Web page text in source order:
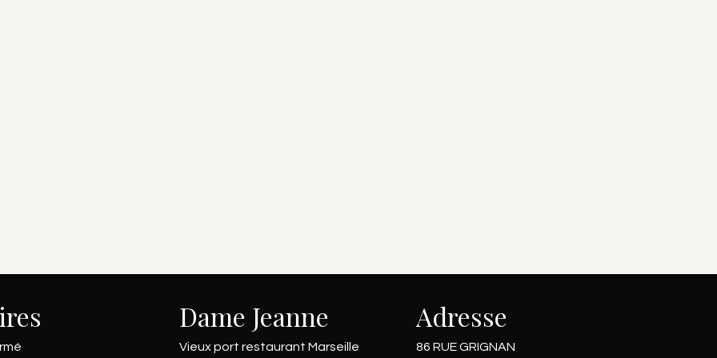
Dame Jeanne
Vieux port restaurant Marseille
Adresse
86 RUE GRIGNAN